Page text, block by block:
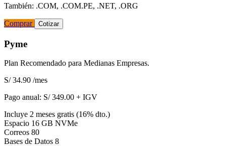
También: .COM, .COM.PE, .NET, .ORG
Comprar Cotizar
Pyme
Plan Recomendado para Medianas Empresas.
S/ 34.90 /mes
Pago anual: S/ 349.00 + IGV
Incluye 2 meses gratis (16% dto.)
Espacio 16 GB NVMe
Correos 80
Bases de Datos 8